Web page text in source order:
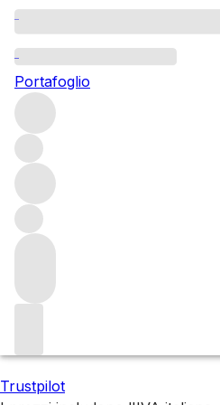
Portafoglio
All
In 2020, Bordeaux’s
wines are exceptional,
Filters
Attendere prego
Stiamo preparando i tuoi
Trustpilot